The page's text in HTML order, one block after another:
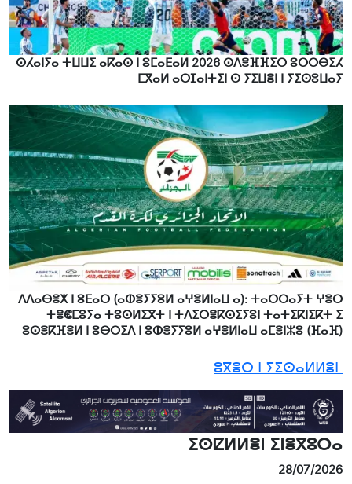
ⵙⵃⴰⵏⵢⴰ ⵜⵡⵡⵉ ⴰⴽⴰⵙ ⵏ ⵓⵎⴰⴹⴰⵍ 2026 ⵙⴷⴻⴼⴼⵉⵔ ⵓⵔⵔⴱⵉⵃ
ⵎⴳⴰⵍ ⴰⵔⵊⴰⵏⵜⵉⵏ ⵙ ⵢⵉⵡⴻⵏ ⵏ ⵢⵉⵙⵓⵡⴰⵢ
ⴷⴷⴰⴱⴻⵅ ⵏ ⵓⴹⴰⵔ (ⴰⵀⴻⵢⵢⵓⵍ ⴰⵖⴻⵍⵏⴰⵡ ⴰ): ⵜⴰⵔⵔⴰⵢⵜ ⵖⴻⵔ
ⵜⴻⵞⵎⵓⵢⴰ ⵜⵓⵙⵍⵉⴳⵜ ⵏ ⵜⴷⵉⵔⴻⴽⵙⵉⵢⵓⵏ ⵜⴰⵜⵉⴽⵏⵉⴽⵜ ⵉ
ⵓⵙⴻⴽⴼⴻⵍ ⵏ ⵓⴱⵔⵉⴷ ⵏ ⵓⵀⴻⵢⵢⵓⵍ ⴰⵖⴻⵍⵏⴰⵡ ⴰⵎⴻⵏⵣⵓ (ⴼⴰⴼ)
ⵉⵙⵇⵍⵍⴻⵏ ⵉⵏⴻⴳⵓⵔⴰ
28/07/2026